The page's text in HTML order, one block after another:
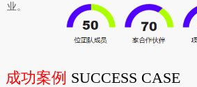
成功案例 SUCCESS CASE
业。